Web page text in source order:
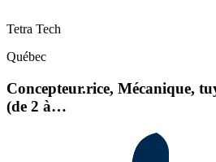
Tetra Tech
Québec
Concepteur.rice, Mécanique,
(de 2 à…